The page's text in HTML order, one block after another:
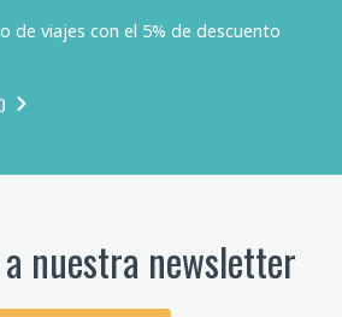
de viajes con el 5% de descuento
nuestra newsletter